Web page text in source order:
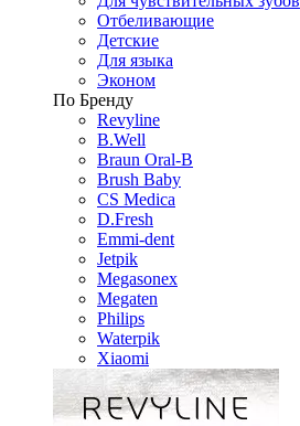
Отбеливающие
Детские
Для языка
Эконом
По Бренду
Revyline
B.Well
Braun Oral-B
Brush Baby
CS Medica
D.Fresh
Emmi-dent
Jetpik
Megasonex
Megaten
Philips
Waterpik
Xiaomi